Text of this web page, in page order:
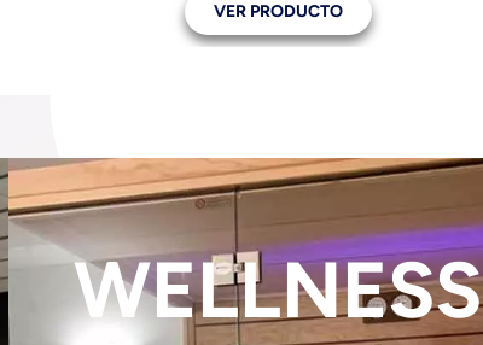
VER PRODUCTO
WELLNESS